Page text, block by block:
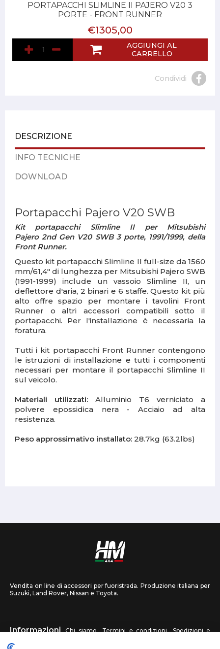
PORTAPACCHI SLIMLINE II PAJERO V20 3
PORTE - FRONT RUNNER
€1305,00
AGGIUNGI AL
CARRELLO
Condividi
DESCRIZIONE
INFO TECNICHE
DOWNLOAD
Portapacchi Pajero V20 SWB
Kit portapacchi Slimline II per Mitsubishi
Pajero2nd Gen V20 SWB 3 porte, 1991/1999, della
Front Runner.
Questo kit portapacchi Slimline II full-size da 1560
mm/61,4" di lunghezza per Mitsubishi Pajero SWB
(1991-1999) include un vassoio Slimline II, un
deflettore d'aria, 2 binari e 6 staffe. Questo kit più
alto offre spazio per montare i tavolini Front
Runner o altri accessori compatibili sotto il
portapacchi. Per l'installazione è necessaria la
foratura.
Tutti i kit portapacchi Front Runner contengono
le istruzioni di installazione e tutti i componenti
necessari per montare il portapacchi Slimline II
sul veicolo.
Materiali utilizzati: Alluminio T6 verniciato a
polvere epossidica nera - Acciaio ad alta
resistenza.
Peso approssimativo installato: 28.7kg (63.2lbs)
Vendita on line di accessori per fuoristrada. Produzione italiana per
Suzuki, Land Rover, Nissan e Toyota.
Informazioni Chi siamo Termini e condizioni
Spedizioni e
recessi